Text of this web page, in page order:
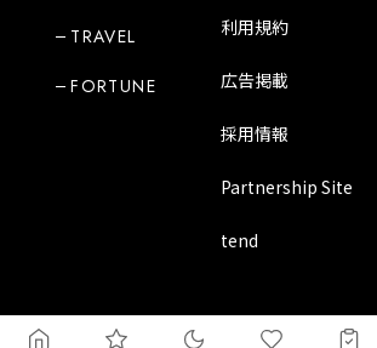
TRAVEL
FORTUNE
利用規約
広告掲載
採用情報
Partnership Site
tend
Copyright Mode Media Japan